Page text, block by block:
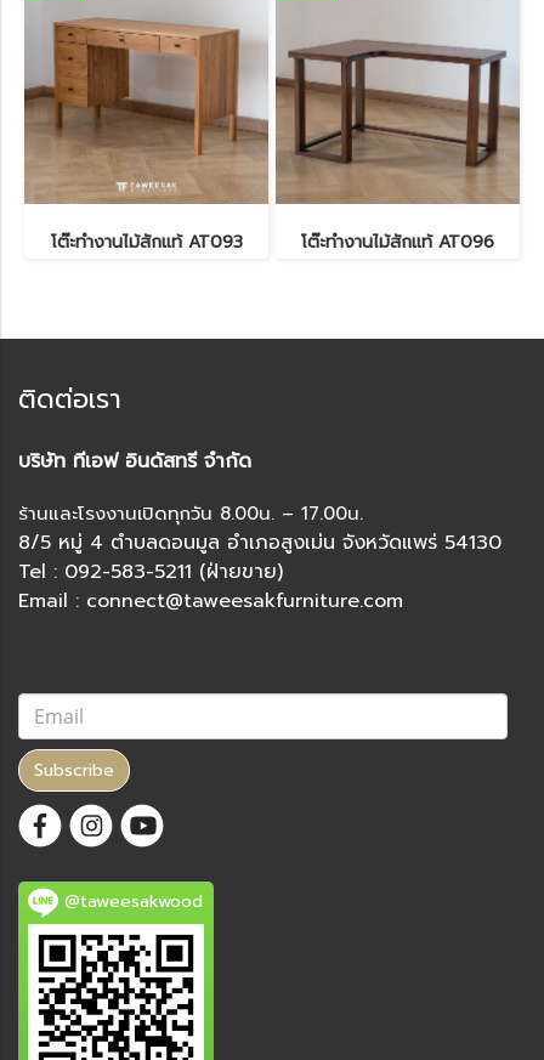
โต๊ะทำงานไม้สักแท้ AT093 โต๊ะทำงานไม้สักแท้ AT096
ติดต่อเรา
บริษัท ทีเอฟ อินดัสทรี จำกัด
ร้านและโรงงานเปิดทุกวัน 8.00น. – 17.00น.
8/5 หมู่ 4 ตำบลดอนมูล อำเภอสูงเม่น จังหวัดแพร่ 54130
Tel : 092-583-5211 (ฝ่ายขาย)
Email : connect@taweesakfurniture.com
Subscribe
@taweesakwood